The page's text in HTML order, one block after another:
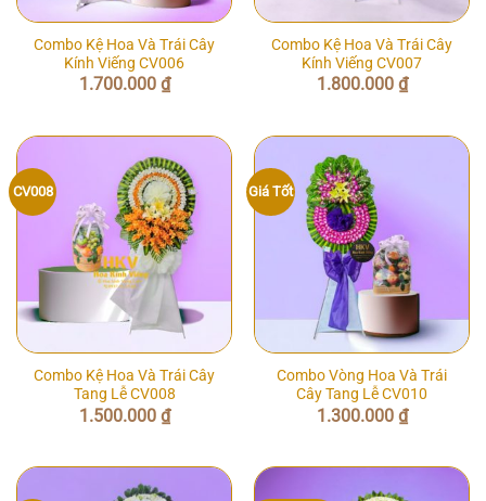
Combo Kệ Hoa Và Trái Cây
Kính Viếng CV006
1.700.000 ₫
Combo Kệ Hoa Và Trái Cây
Kính Viếng CV007
1.800.000 ₫
CV008
Combo Kệ Hoa Và Trái Cây
Tang Lễ CV008
1.500.000 ₫
Giá Tốt
Combo Vòng Hoa Và Trái
Cây Tang Lễ CV010
1.300.000 ₫